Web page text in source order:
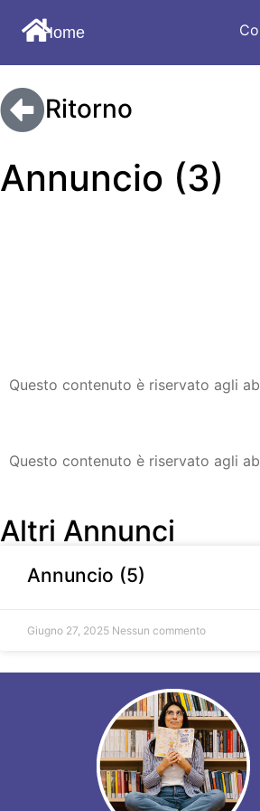
Home
Ritorno
Annuncio (3)
Questo contenuto è riservato agli
Questo contenuto è riservato agli
Altri Annunci
Annuncio (5)
Giugno 27, 2025 Nessun commento